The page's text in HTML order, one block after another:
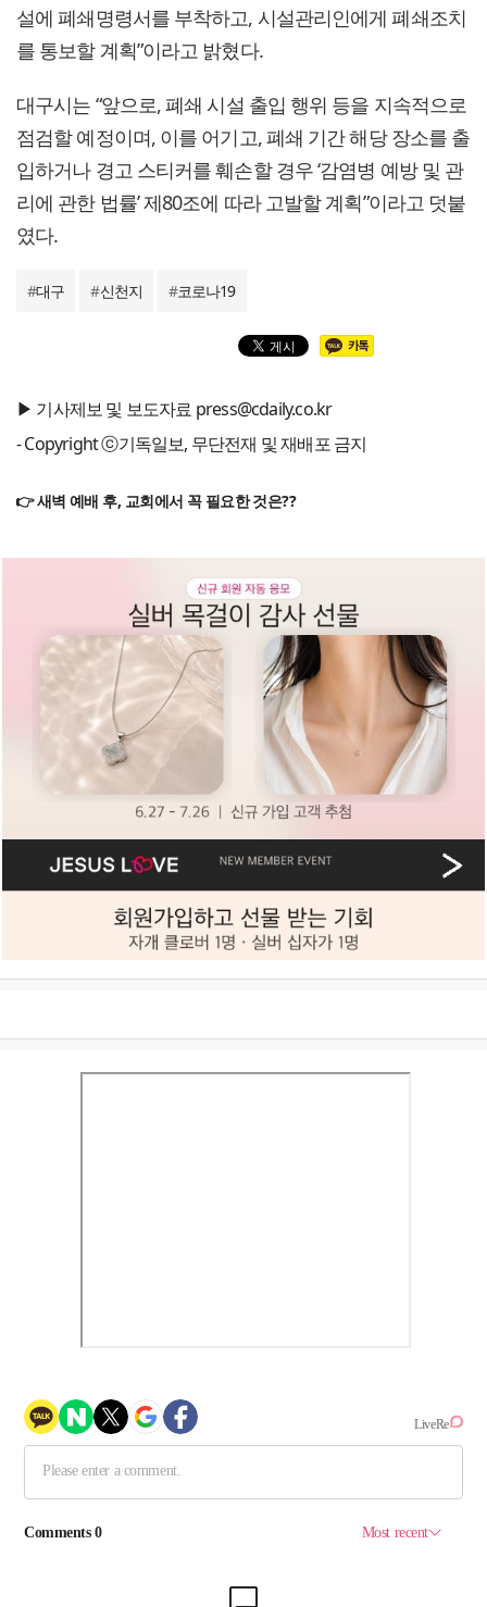
설에 폐쇄명령서를 부착하고, 시설관리인에게 폐쇄조치
를 통보할 계획”이라고 밝혔다.
대구시는 “앞으로, 폐쇄 시설 출입 행위 등을 지속적으로
점검할 예정이며, 이를 어기고, 폐쇄 기간 해당 장소를 출
입하거나 경고 스티커를 훼손할 경우 ‘감염병 예방 및 관
리에 관한 법률’ 제80조에 따라 고발할 계획”이라고 덧붙
였다.
#대구 #신천지 #코로나19
▶ 기사제보 및 보도자료 press@cdaily.co.kr
- Copyright ⓒ기독일보, 무단전재 및 재배포 금지
👉 새벽 예배 후, 교회에서 꼭 필요한 것은??